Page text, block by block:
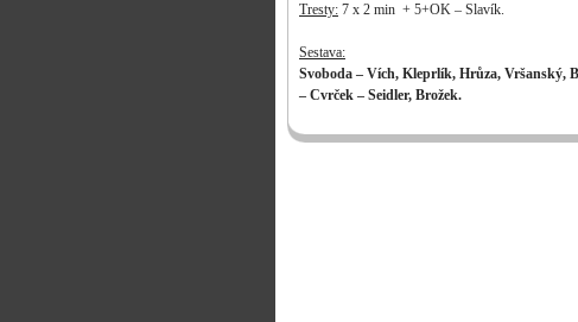
Tresty: 7 x 2 min + 5+OK – Slavík.
Sestava:
Svoboda – Vích, Kleprlík, Hrůza, Vršanský,
– Cvrček – Seidler, Brožek.